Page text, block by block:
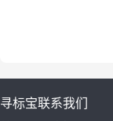
寻标宝联系我们